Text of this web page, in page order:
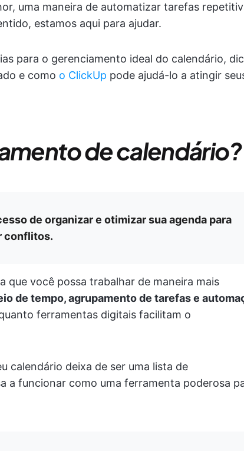
uma maneira de automatizar tarefas
estamos aqui para ajudar.
para o gerenciamento ideal do calendário,
e como o ClickUp pode ajudá-lo a atingir
de calendário?
de organizar e otimizar sua agenda para
conflitos.
que você possa trabalhar de maneira mais
de tempo, agrupamento de tarefas e
ferramentas digitais facilitam o
calendário deixa de ser uma lista de
a funcionar como uma ferramenta poderosa